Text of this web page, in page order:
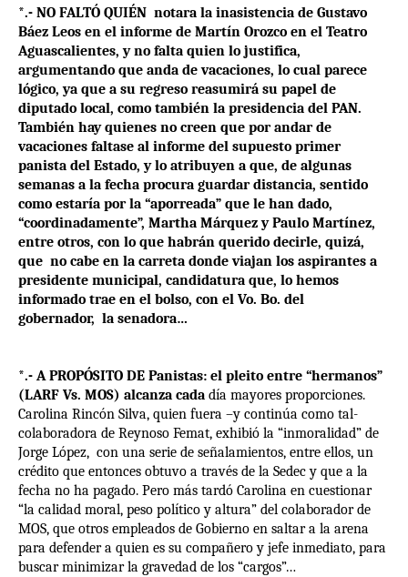
*.- NO FALTÓ QUIÉN notara la inasistencia de Gustavo
Báez Leos en el informe de Martín Orozco en el Teatro
Aguascalientes, y no falta quien lo justifica,
argumentando que anda de vacaciones, lo cual parece
lógico, ya que a su regreso reasumirá su papel de
diputado local, como también la presidencia del PAN.
También hay quienes no creen que por andar de
vacaciones faltase al informe del supuesto primer
panista del Estado, y lo atribuyen a que, de algunas
semanas a la fecha procura guardar distancia, sentido
como estaría por la “aporreada” que le han dado,
“coordinadamente”, Martha Márquez y Paulo Martínez,
entre otros, con lo que habrán querido decirle, quizá,
que no cabe en la carreta donde viajan los aspirantes a
presidente municipal, candidatura que, lo hemos
informado trae en el bolso, con el Vo. Bo. del
gobernador, la senadora…
*.- A PROPÓSITO DE Panistas: el pleito entre “hermanos”
(LARF Vs. MOS) alcanza cada día mayores proporciones.
Carolina Rincón Silva, quien fuera –y continúa como tal-
colaboradora de Reynoso Femat, exhibió la “inmoralidad” de
Jorge López, con una serie de señalamientos, entre ellos, un
crédito que entonces obtuvo a través de la Sedec y que a la
fecha no ha pagado. Pero más tardó Carolina en cuestionar
“la calidad moral, peso político y altura” del colaborador de
MOS, que otros empleados de Gobierno en saltar a la arena
para defender a quien es su compañero y jefe inmediato, para
buscar minimizar la gravedad de los “cargos”…